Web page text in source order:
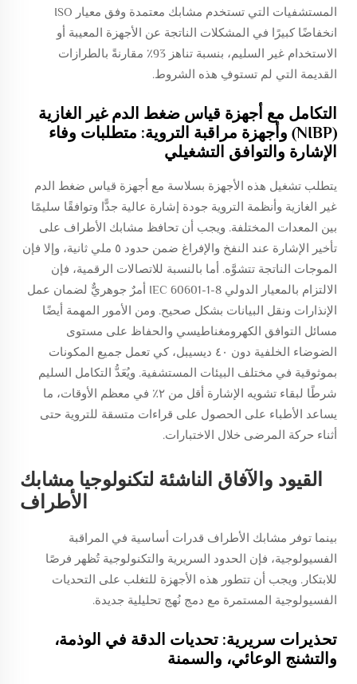
المستشفيات التي تستخدم مشابك معتمدة وفق معيار ISO
انخفاضًا كبيرًا في المشكلات الناتجة عن الأجهزة المعيبة أو
الاستخدام غير السليم، بنسبة تناهز 93٪ مقارنةً بالطرازات
القديمة التي لم تستوفِ هذه الشروط.
التكامل مع أجهزة قياس ضغط الدم غير الغازية
(NIBP) وأجهزة مراقبة التروية: متطلبات وفاء
الإشارة والتوافق التشغيلي
يتطلب تشغيل هذه الأجهزة بسلاسة مع أجهزة قياس ضغط الدم
غير الغازية وأنظمة التروية جودة إشارة عالية جدًّا وتوافقًا سليمًا
بين المعدات المختلفة. ويجب أن تحافظ مشابك الأطراف على
تأخير الإشارة عند النفخ والإفراغ ضمن حدود ٥ ملي ثانية، وإلا فإن
الموجات الناتجة تتشوَّه. أما بالنسبة للاتصالات الرقمية، فإن
الالتزام بالمعيار الدولي IEC 60601-1-8 أمرٌ جوهريٌّ لضمان عمل
الإنذارات ونقل البيانات بشكل صحيح. ومن الأمور المهمة أيضًا
مسائل التوافق الكهرومغناطيسي والحفاظ على مستوى
الضوضاء الخلفية دون ٤٠ ديسيبل، كي تعمل جميع المكونات
بموثوقية في مختلف البيئات المستشفية. ويُعَدُّ التكامل السليم
شرطًا لبقاء تشويه الإشارة أقل من ٢٪ في معظم الأوقات، ما
يساعد الأطباء على الحصول على قراءات متسقة للتروية حتى
أثناء حركة المرضى خلال الاختبارات.
القيود والآفاق الناشئة لتكنولوجيا مشابك
الأطراف
بينما توفر مشابك الأطراف قدرات أساسية في المراقبة
الفسيولوجية، فإن الحدود السريرية والتكنولوجية تُظهر فرصًا
للابتكار. ويجب أن تتطور هذه الأجهزة للتغلب على التحديات
الفسيولوجية المستمرة مع دمج نُهج تحليلية جديدة.
تحذيرات سريرية: تحديات الدقة في الوذمة،
والتشنج الوعائي، والسمنة